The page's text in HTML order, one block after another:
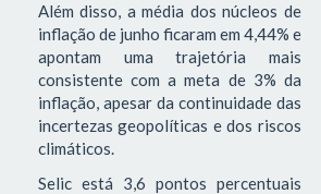
Além disso, a média dos núcleos de
inflação de junho ficaram em 4,44% e
apontam uma trajetória mais
consistente com a meta de 3% da
inflação, apesar da continuidade das
incertezas geopolíticas e dos riscos
climáticos.
Selic está 3,6 pontos percentuais